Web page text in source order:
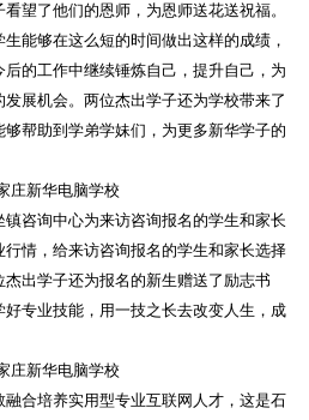
望了他们的恩师，为恩师送花送祝福。
能够在这么短的时间做出这样的成绩，
的工作中继续锤炼自己，提升自己，为
展机会。两位杰出学子还为学校带来了
帮助到学弟学妹们，为更多新华学子的
咨询中心为来访咨询报名的学生和家长
情，给来访咨询报名的学生和家长选择
出学子还为报名的新生赠送了励志书
专业技能，用一技之长去改变人生，成
合培养实用型专业互联网人才，这是石